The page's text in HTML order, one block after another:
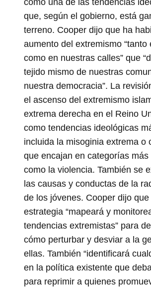
como una de las tendencias
que, según el gobierno, está
terreno. Cooper dijo que ha
aumento del extremismo “tanto
como en nuestras calles” que
tejido mismo de nuestras
nuestra democracia”. La
el ascenso del extremismo
extrema derecha en el Reino
como tendencias ideológicas
incluida la misoginia extrema o
que encajan en categorías más
como la violencia. También se
las causas y conductas de la
de los jóvenes. Cooper dijo que
estrategia “mapeará y
tendencias extremistas” para
cómo perturbar y desviar a la
ellas. También “identificará
en la política existente que
para reprimir a quienes